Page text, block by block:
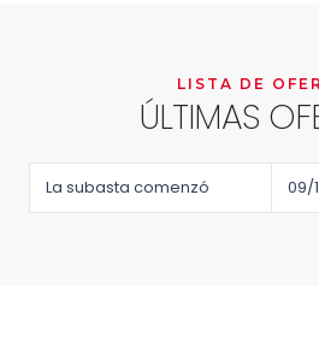
LISTA DE
ÚLTIMAS
La subasta comenzó 09/